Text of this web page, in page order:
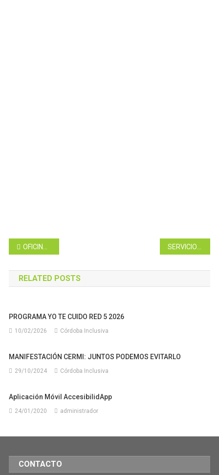
Navegación
de
entradas
OFICINA DE VIDA INDEPENDIENTE
RELATED POSTS
PROGRAMA YO TE CUIDO RED 5 2026
10/02/2026 Córdoba Inclusiva
MANIFESTACIÓN CERMI: JUNTOS PODEMOS EVITARLO
29/10/2024 Córdoba Inclusiva
Aplicación Móvil AccesibilidApp
24/01/2020 administrador
CONTACTO